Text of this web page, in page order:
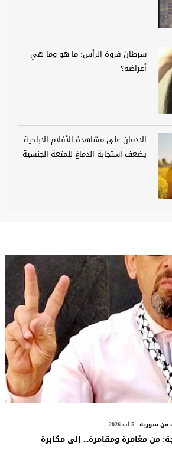
سرطان فروة الرأس: ما هو وما هي
أعراضه؟
الإدمان على مشاهدة الأفلام الإباحية
يضعف استجابة الدماغ للمتعة الجنسية
من سورية- 5 آب 2026
من مغامرة ومقامرة... إلى مكابرة